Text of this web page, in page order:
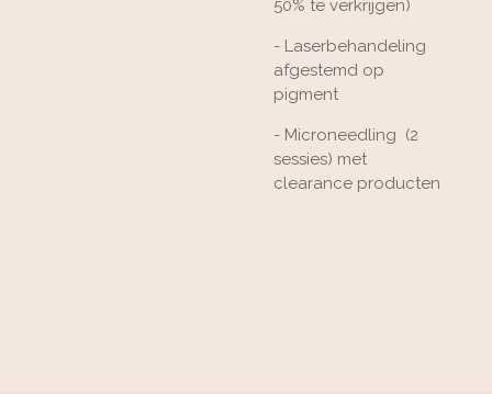
50% te verkrijgen)
- Laserbehandeling
afgestemd op
pigment
- Microneedling (2
sessies) met
clearance producten